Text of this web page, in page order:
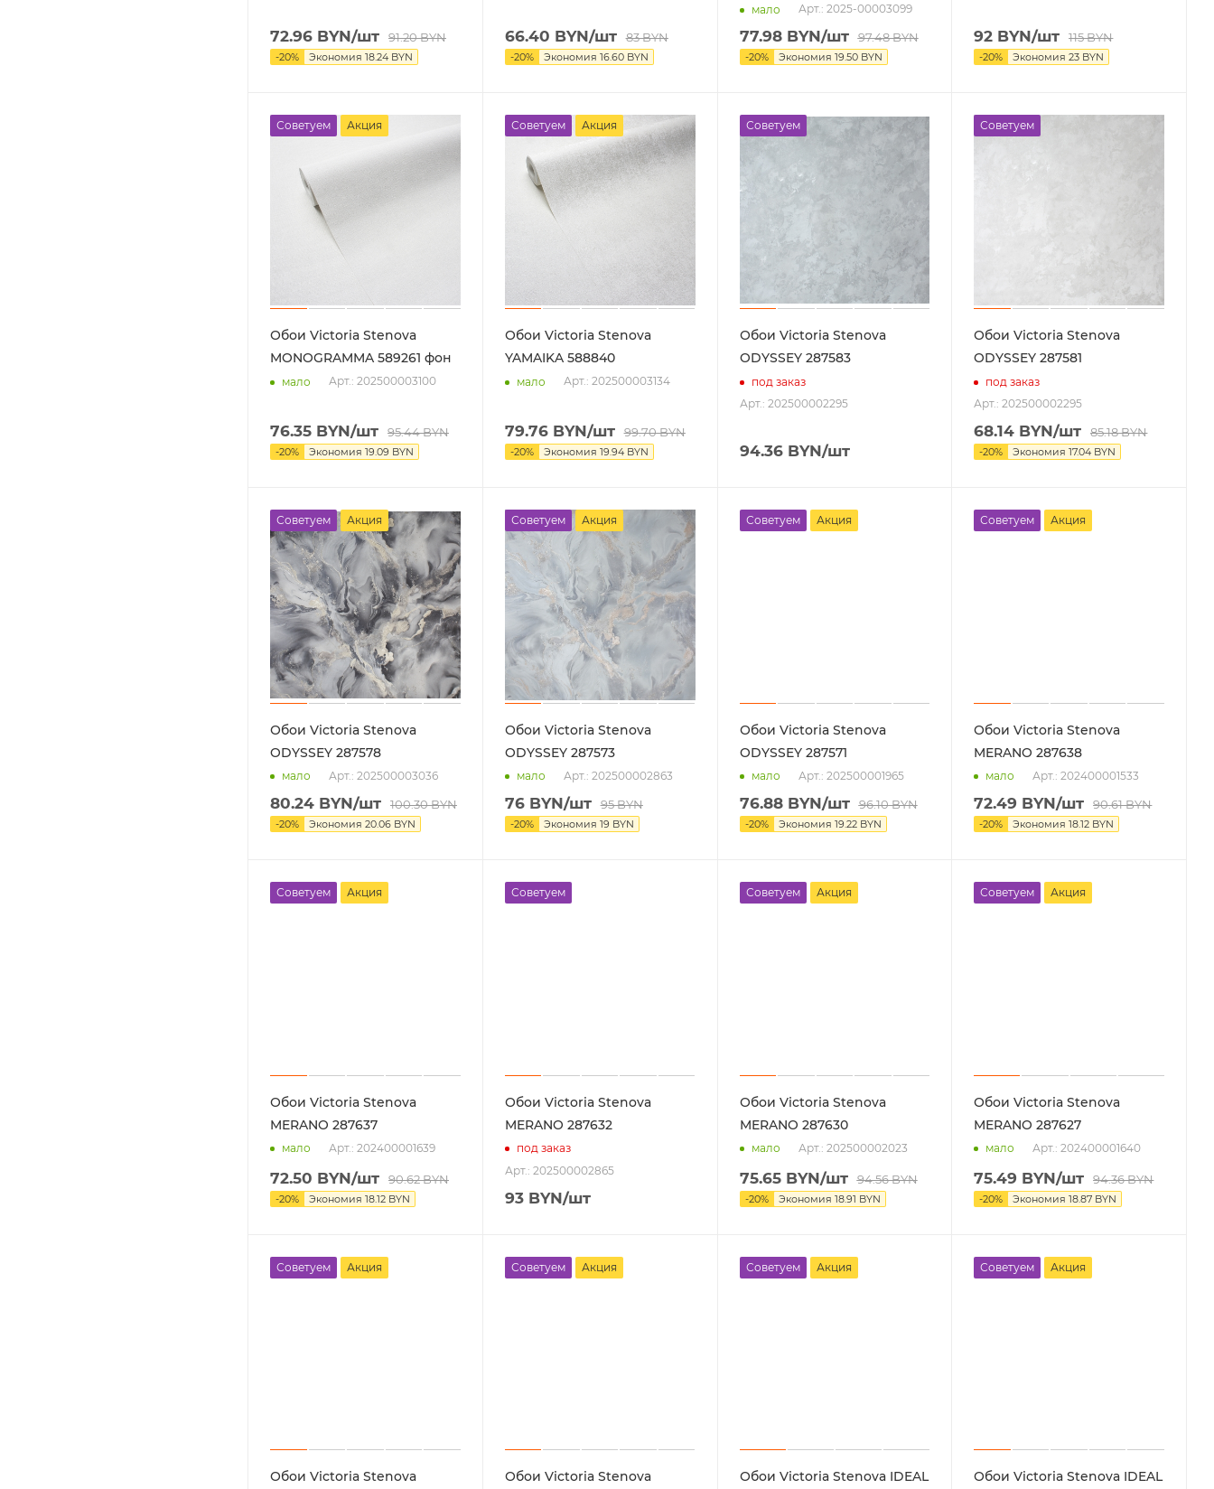
72.96 BYN/шт 91.20BYN
-20% Экономия 18.24 BYN
66.40 BYN/шт 83BYN
-20% Экономия 16.60BYN
мало Арт.: 2025-00003099
77.98BYN/шт 97.48BYN
-20% Экономия 19.50BYN
92 BYN/шт 115BYN
-20% Экономия 23 BYN
Советуем Акция
Обои Victoria Stenova
MONOGRAMMA 589261 фон
мало Арт.: 202500003100
76.35 BYN/шт 95.44BYN
-20% Экономия 19.09 BYN
Советуем Акция
Обои Victoria Stenova
YAMAIKA 588840
мало Арт.: 202500003134
79.76BYN/шт 99.70BYN
-20% Экономия 19.94BYN
Советуем
Обои Victoria Stenova
ODYSSEY 287583
под заказ
Арт.: 202500002295
94.36BYN/шт
Советуем
Обои Victoria Stenova
ODYSSEY 287581
под заказ
Арт.: 202500002295
68.14 BYN/шт 85.18BYN
-20% Экономия 17.04 BYN
Советуем Акция
Обои Victoria Stenova
ODYSSEY 287578
мало Арт.: 202500003036
80.24 BYN/шт 100.30BYN
-20% Экономия 20.06 BYN
Советуем Акция
Обои Victoria Stenova
ODYSSEY 287573
мало Арт.: 202500002863
76BYN/шт 95BYN
-20% Экономия 19 BYN
Советуем Акция
Обои Victoria Stenova
ODYSSEY 287571
мало Арт.: 202500001965
76.88BYN/шт 96.10BYN
-20% Экономия 19.22BYN
Советуем Акция
Обои Victoria Stenova
MERANO 287638
мало Арт.: 202400001533
72.49 BYN/шт 90.61BYN
-20% Экономия 18.12 BYN
Советуем Акция
Обои Victoria Stenova
MERANO 287637
мало Арт.: 202400001639
72.50 BYN/шт 90.62BYN
-20% Экономия 18.12 BYN
Советуем
Обои Victoria Stenova
MERANO 287632
под заказ
Арт.: 202500002865
93BYN/шт
Советуем Акция
Обои Victoria Stenova
MERANO 287630
мало Арт.: 202500002023
75.65BYN/шт 94.56BYN
-20% Экономия 18.91 BYN
Советуем Акция
Обои Victoria Stenova
MERANO 287627
мало Арт.: 202400001640
75.49 BYN/шт 94.36BYN
-20% Экономия 18.87 BYN
Советуем Акция
Обои Victoria Stenova
Советуем Акция
Обои Victoria Stenova
Советуем Акция
Обои Victoria Stenova IDEAL
Советуем Акция
Обои Victoria Stenova IDEAL